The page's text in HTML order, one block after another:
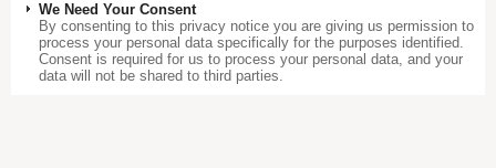
We Need Your Consent
By consenting to this privacy notice you are giving us permission to
process your personal data specifically for the purposes identified.
Consent is required for us to process your personal data, and your
data will not be shared to third parties.